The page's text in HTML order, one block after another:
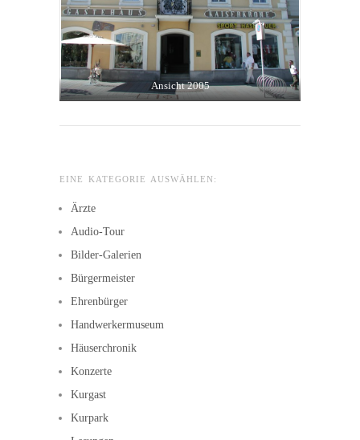
Ansicht 2005
EINE KATEGORIE AUSWÄHLEN:
Ärzte
Audio-Tour
Bilder-Galerien
Bürgermeister
Ehrenbürger
Handwerkermuseum
Häuserchronik
Konzerte
Kurgast
Kurpark